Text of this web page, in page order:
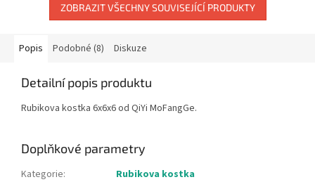
ZOBRAZIT VŠECHNY SOUVISEJÍCÍ PRODUKTY
Popis Podobné (8) Diskuze
Detailní popis produktu
Rubikova kostka 6x6x6 od QiYi MoFangGe.
Doplňkové parametry
Kategorie:
Rubikova kostka